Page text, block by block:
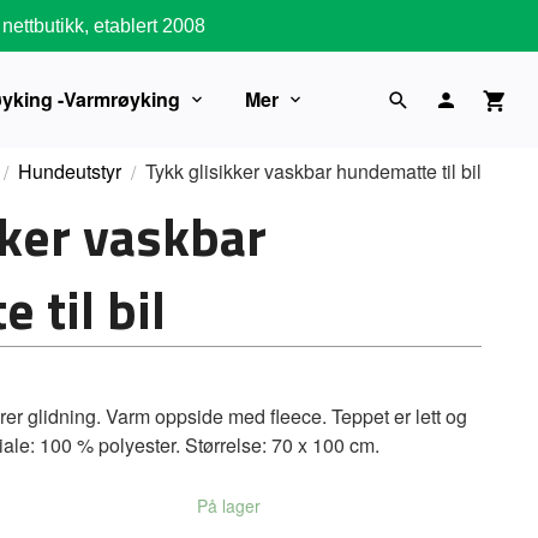
etablert 2008
-Varmrøyking Mer
Hundeutstyr Tykk glisikker vaskbar hundematte til bil
vaskbar
til bil
glidning. Varm oppside med fleece. Teppet er lett og
100 % polyester. Størrelse: 70 x 100 cm.
På lager